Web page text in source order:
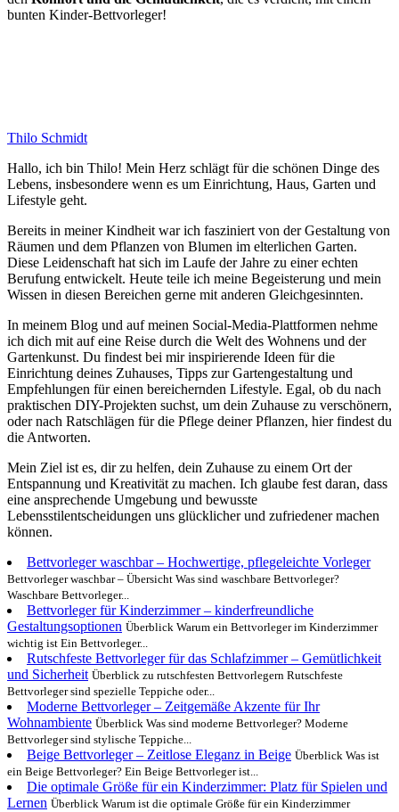
bunten Kinder-Bettvorleger!
Thilo Schmidt
Hallo, ich bin Thilo! Mein Herz schlägt für die schönen Dinge des
Lebens, insbesondere wenn es um Einrichtung, Haus, Garten und
Lifestyle geht.
Bereits in meiner Kindheit war ich fasziniert von der Gestaltung von
Räumen und dem Pflanzen von Blumen im elterlichen Garten.
Diese Leidenschaft hat sich im Laufe der Jahre zu einer echten
Berufung entwickelt. Heute teile ich meine Begeisterung und mein
Wissen in diesen Bereichen gerne mit anderen Gleichgesinnten.
In meinem Blog und auf meinen Social-Media-Plattformen nehme
ich dich mit auf eine Reise durch die Welt des Wohnens und der
Gartenkunst. Du findest bei mir inspirierende Ideen für die
Einrichtung deines Zuhauses, Tipps zur Gartengestaltung und
Empfehlungen für einen bereichernden Lifestyle. Egal, ob du nach
praktischen DIY-Projekten suchst, um dein Zuhause zu verschönern,
oder nach Ratschlägen für die Pflege deiner Pflanzen, hier findest du
die Antworten.
Mein Ziel ist es, dir zu helfen, dein Zuhause zu einem Ort der
Entspannung und Kreativität zu machen. Ich glaube fest daran, dass
eine ansprechende Umgebung und bewusste
Lebensstilentscheidungen uns glücklicher und zufriedener machen
können.
Bettvorleger waschbar – Hochwertige, pflegeleichte Vorleger
Bettvorleger waschbar – Übersicht Was sind waschbare Bettvorleger?
Waschbare Bettvorleger...
Bettvorleger für Kinderzimmer – kinderfreundliche
Gestaltungsoptionen Überblick Warum ein Bettvorleger im Kinderzimmer
wichtig ist Ein Bettvorleger...
Rutschfeste Bettvorleger für das Schlafzimmer – Gemütlichkeit
und Sicherheit Überblick zu rutschfesten Bettvorlegern Rutschfeste
Bettvorleger sind spezielle Teppiche oder...
Moderne Bettvorleger – Zeitgemäße Akzente für Ihr
Wohnambiente Überblick Was sind moderne Bettvorleger? Moderne
Bettvorleger sind stylische Teppiche...
Beige Bettvorleger – Zeitlose Eleganz in Beige Überblick Was ist
ein Beige Bettvorleger? Ein Beige Bettvorleger ist...
Die optimale Größe für ein Kinderzimmer: Platz für Spielen und
Lernen Überblick Warum ist die optimale Größe für ein Kinderzimmer